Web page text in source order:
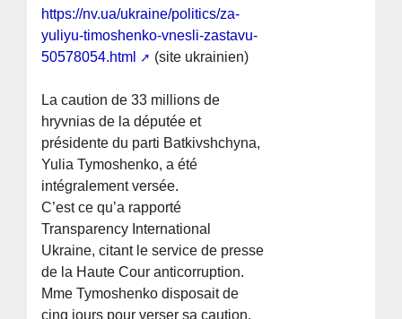
https://nv.ua/ukraine/politics/za-
yuliyu-timoshenko-vnesli-zastavu-
50578054.html
(site ukrainien)
La caution de 33 millions de
hryvnias de la députée et
présidente du parti Batkivshchyna,
Yulia Tymoshenko, a été
intégralement versée.
C’est ce qu’a rapporté
Transparency International
Ukraine, citant le service de presse
de la Haute Cour anticorruption.
Mme Tymoshenko disposait de
cinq jours pour verser sa caution.